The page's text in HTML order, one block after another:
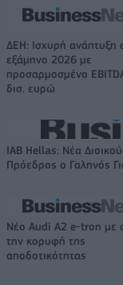
ΔΕΗ: Ισχυρή ανάπτυξη
εξάμηνο 2026 με
προσαρμοσμένο
δισ. ευρώ
IAB Hellas: Νέα
Πρόεδρος ο Γαληνός
Νέο Audi A2 e-tron με
την κορυφή της
αποδοτικότητας